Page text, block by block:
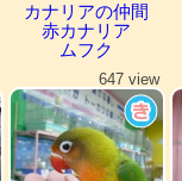
カナリアの仲間
赤カナリア
ムフク
647 view